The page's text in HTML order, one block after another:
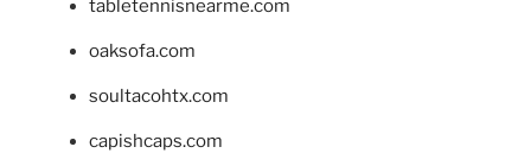
tabletennisnearme.com
oaksofa.com
soultacohtx.com
capishcaps.com